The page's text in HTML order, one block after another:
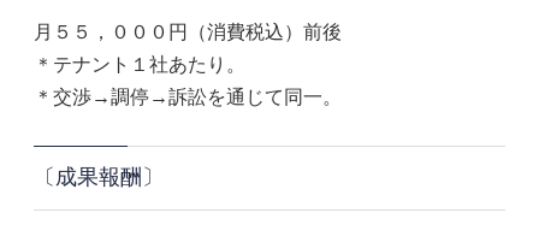
月５５，０００円（消費税込）前後
＊テナント１社あたり。
＊交渉→調停→訴訟を通じて同一。
〔成果報酬〕